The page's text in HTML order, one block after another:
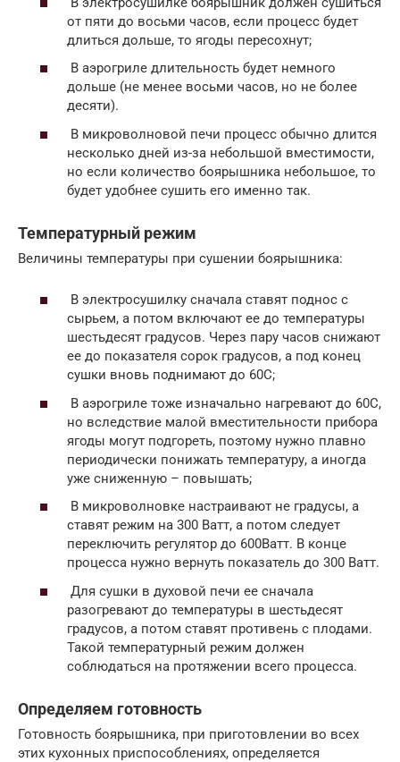
от пяти до восьми часов, если процесс будет
длиться дольше, то ягоды пересохнут;
В аэрогриле длительность будет немного
дольше (не менее восьми часов, но не более
десяти).
В микроволновой печи процесс обычно длится
несколько дней из-за небольшой вместимости,
но если количество боярышника небольшое, то
будет удобнее сушить его именно так.
Температурный режим
Величины температуры при сушении боярышника:
В электросушилку сначала ставят поднос с
сырьем, а потом включают ее до температуры
шестьдесят градусов. Через пару часов снижают
ее до показателя сорок градусов, а под конец
сушки вновь поднимают до 60С;
В аэрогриле тоже изначально нагревают до 60С,
но вследствие малой вместительности прибора
ягоды могут подгореть, поэтому нужно плавно
периодически понижать температуру, а иногда
уже сниженную – повышать;
В микроволновке настраивают не градусы, а
ставят режим на 300 Ватт, а потом следует
переключить регулятор до 600Ватт. В конце
процесса нужно вернуть показатель до 300 Ватт.
Для сушки в духовой печи ее сначала
разогревают до температуры в шестьдесят
градусов, а потом ставят противень с плодами.
Такой температурный режим должен
соблюдаться на протяжении всего процесса.
Определяем готовность
Готовность боярышника, при приготовлении во всех
этих кухонных приспособлениях, определяется